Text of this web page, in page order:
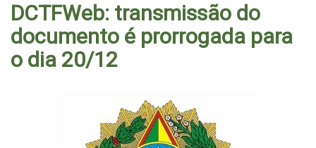
DCTFWeb: transmissão do
documento é prorrogada para
o dia 20/12